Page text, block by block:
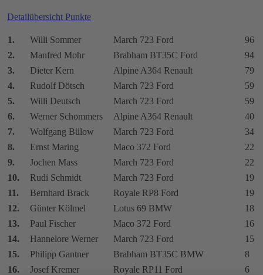
Detailübersicht Punkte
1. Willi Sommer March 723 Ford
96
2.
Manfred Mohr Brabham BT35C Ford
94
3.
Dieter Kern Alpine A364 Renault
79
4.
Rudolf Dötsch March 723 Ford
59
5.
Willi Deutsch March 723 Ford
59
6.
Werner Schommers Alpine A364 Renault
40
7.
Wolfgang Bülow March 723 Ford
34
8.
Ernst Maring Maco 372 Ford
22
9.
Jochen Mass March 723 Ford
22
10.
Rudi Schmidt March 723 Ford
19
11.
Bernhard Brack Royale RP8 Ford
19
12.
Günter Kölmel Lotus 69 BMW
18
13.
Paul Fischer Maco 372 Ford
16
14.
Hannelore Werner March 723 Ford
15
15.
Philipp Gantner Brabham BT35C BMW
8
16.
Josef Kremer Royale RP11 Ford
6